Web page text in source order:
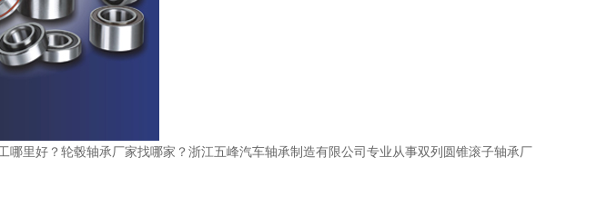
哪里好？轮毂轴承厂家找哪家？浙江五峰汽车轴承制造有限公司专业从事双列圆锥滚子轴承厂